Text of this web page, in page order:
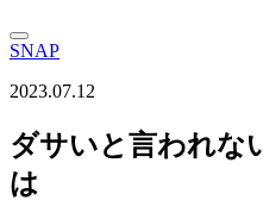
SNAP
2023.07.12
ダサいと言われな
は